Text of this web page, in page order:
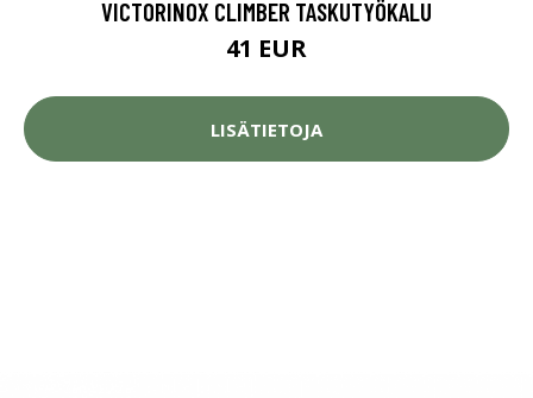
VICTORINOX CLIMBER TASKUTYÖKALU
41 EUR
LISÄTIETOJA